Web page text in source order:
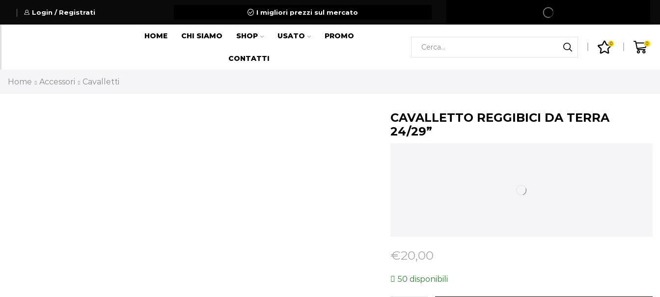
Login / Registrati I migliori prezzi sul mercato Spedizione gratuita per ordini superiori a 99€
HOME CHI SIAMO SHOP USATO PROMO
CONTATTI
0 0
Home Accessori Cavalletti
CAVALLETTO REGGIBICI DA TERRA
24/29”
€20,00
50 disponibili